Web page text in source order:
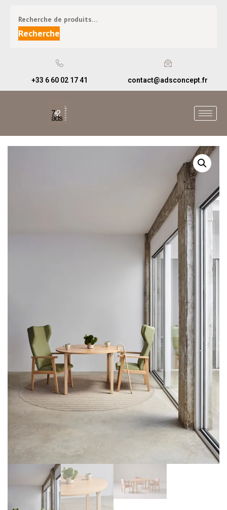
Recherche
+33 6 60 02 17 41 contact@adsconcept.fr